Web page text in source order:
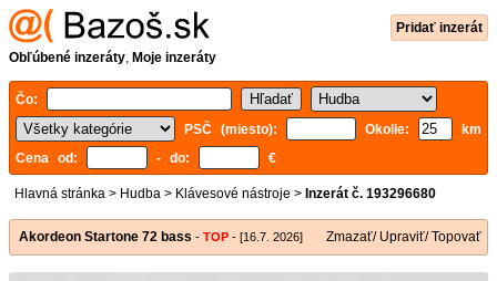
Pridať inzerát
Obľúbené inzeráty, Moje inzeráty
Čo:
PSČ (miesto):
Okolie:
km
Cena od:
- do: €
Hlavná stránka > Hudba > Klávesové nástroje > Inzerát č. 193296680
Akordeon Startone 72 bass - TOP - [16.7. 2026] Zmazať/ Upraviť/ Topovať